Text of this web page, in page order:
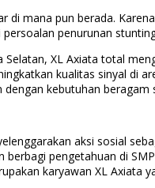
di mana pun berada.
penurunan
XL Axiata total
kualitas sinyal di
kebutuhan beragam
aksi sosial
pengetahuan di
karyawan XL Axiata